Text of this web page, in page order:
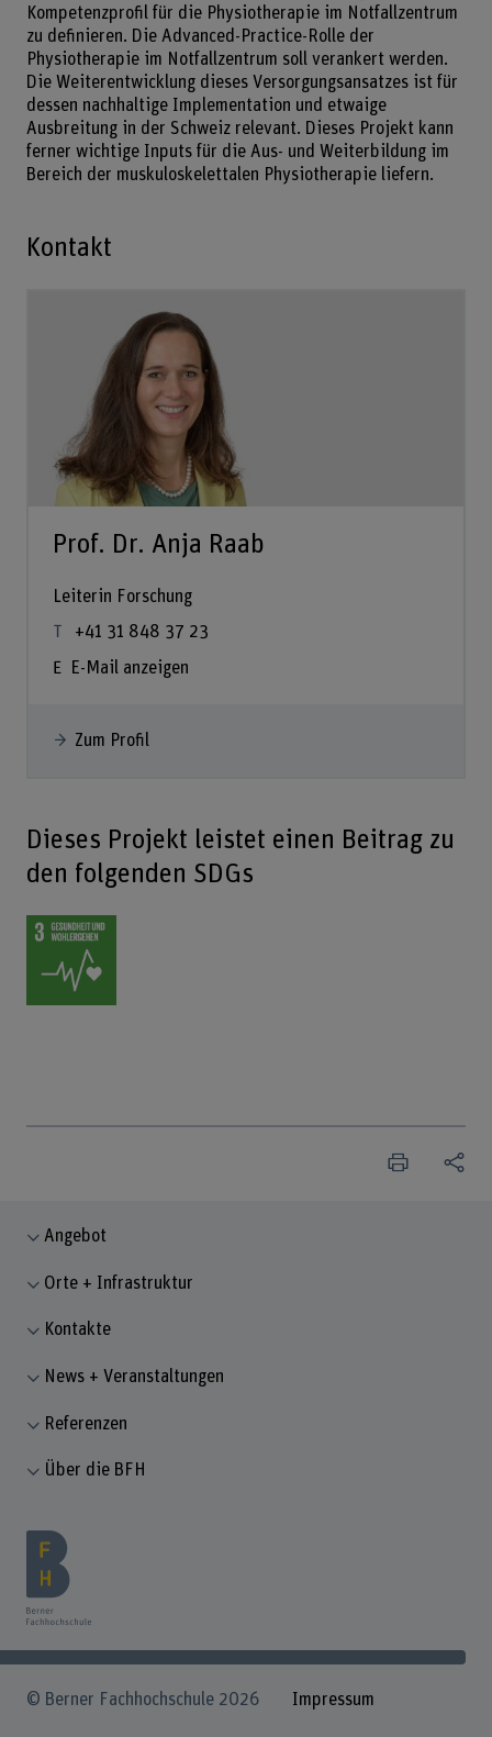
Kompetenzprofil für die Physiotherapie im Notfallzentrum
zu definieren. Die Advanced-Practice-Rolle der
Physiotherapie im Notfallzentrum soll verankert werden.
Die Weiterentwicklung dieses Versorgungsansatzes ist für
dessen nachhaltige Implementation und etwaige
Ausbreitung in der Schweiz relevant. Dieses Projekt kann
ferner wichtige Inputs für die Aus- und Weiterbildung im
Bereich der muskuloskelettalen Physiotherapie liefern.
Kontakt
Prof. Dr. Anja Raab
Leiterin Forschung
+41 31 848 37 23
E-Mail anzeigen
Zum Profil
Dieses Projekt leistet einen Beitrag zu
den folgenden SDGs
Angebot
Orte + Infrastruktur
Kontakte
News + Veranstaltungen
Referenzen
Über die BFH
© Berner Fachhochschule 2026 Impressum